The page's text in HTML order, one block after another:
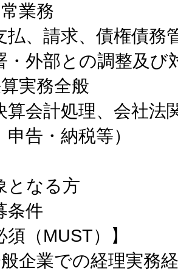
業務
払、請求、債権債
・外部との調整及び
実務全般
算会計処理、会社
申告・納税等）
となる方
条件
須（MUST）】
企業での経理実務